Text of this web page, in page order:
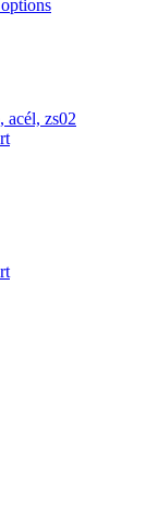
zs02